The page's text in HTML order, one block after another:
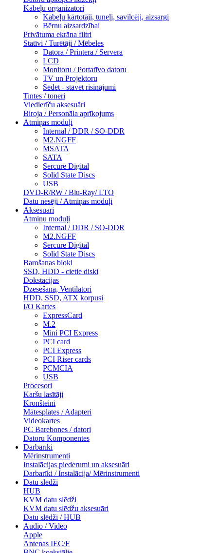
Kabeļu organizatori
Kabeļu kārtotāji, tuneļi, savilcēji, aizsargi
Bērnu aizsardzībai
Privātuma ekrāna filtri
Statīvi / Turētāji / Mēbeles
Datora / Printera / Servera
LCD
Monitoru / Portatīvo datoru
TV un Projektoru
Sēdēt - stāvēt risinājumi
Tintes / toneri
Viedierīču aksesuāri
Biroja / Personāla aprīkojums
Atmiņas moduļi
Internal / DDR / SO-DDR
M2.NGFF
MSATA
SATA
Sercure Digital
Solid State Discs
USB
DVD-R/RW / Blu-Ray/ LTO
Datu nesēji / Atmiņas moduļi
Aksesuāri
Atmiņu moduļi
Internal / DDR / SO-DDR
M2.NGFF
Sercure Digital
Solid State Discs
Barošanas bloki
SSD, HDD - cietie diski
Dokstacijas
Dzesēšana, Ventilatori
HDD, SSD, ATX korpusi
I/O Kartes
ExpressCard
M.2
Mini PCI Express
PCI card
PCI Express
PCI Riser cards
PCMCIA
USB
Procesori
Karšu lasītāji
Kronšteini
Mātesplates / Adapteri
Videokartes
PC Barebones / datori
Datoru Komponentes
Darbarīki
Mērinstrumenti
Instalācijas piederumi un aksesuāri
Darbarīki / Instalācija/ Mērinstrumenti
Datu slēdži
HUB
KVM datu slēdži
KVM datu slēdžu aksesuāri
Datu slēdži / HUB
Audio / Video
Apple
Antenas IEC/F